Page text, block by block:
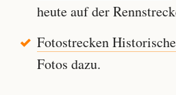
heute auf der
Fotostrecken
Fotos dazu.